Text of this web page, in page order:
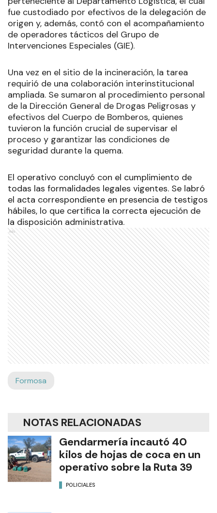
fue custodiado por efectivos de la delegación de
origen y, además, contó con el acompañamiento
de operadores tácticos del Grupo de
Intervenciones Especiales (GIE).
Una vez en el sitio de la incineración, la tarea
requirió de una colaboración interinstitucional
ampliada. Se sumaron al procedimiento personal
de la Dirección General de Drogas Peligrosas y
efectivos del Cuerpo de Bomberos, quienes
tuvieron la función crucial de supervisar el
proceso y garantizar las condiciones de
seguridad durante la quema.
El operativo concluyó con el cumplimiento de
todas las formalidades legales vigentes. Se labró
el acta correspondiente en presencia de testigos
hábiles, lo que certifica la correcta ejecución de
la disposición administrativa.
Ads
Formosa
NOTAS RELACIONADAS
Gendarmería incautó 40
kilos de hojas de coca en un
operativo sobre la Ruta 39
POLICIALES